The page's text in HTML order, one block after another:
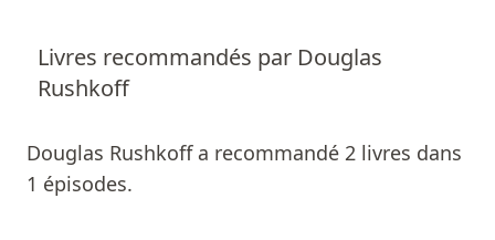
Livres recommandés par Douglas
Rushkoff
Douglas Rushkoff a recommandé 2 livres dans
1 épisodes.
Personnes
Livres